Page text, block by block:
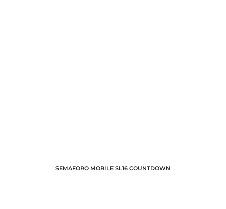
SEMAFORO MOBILE SL16 COUNTDOWN